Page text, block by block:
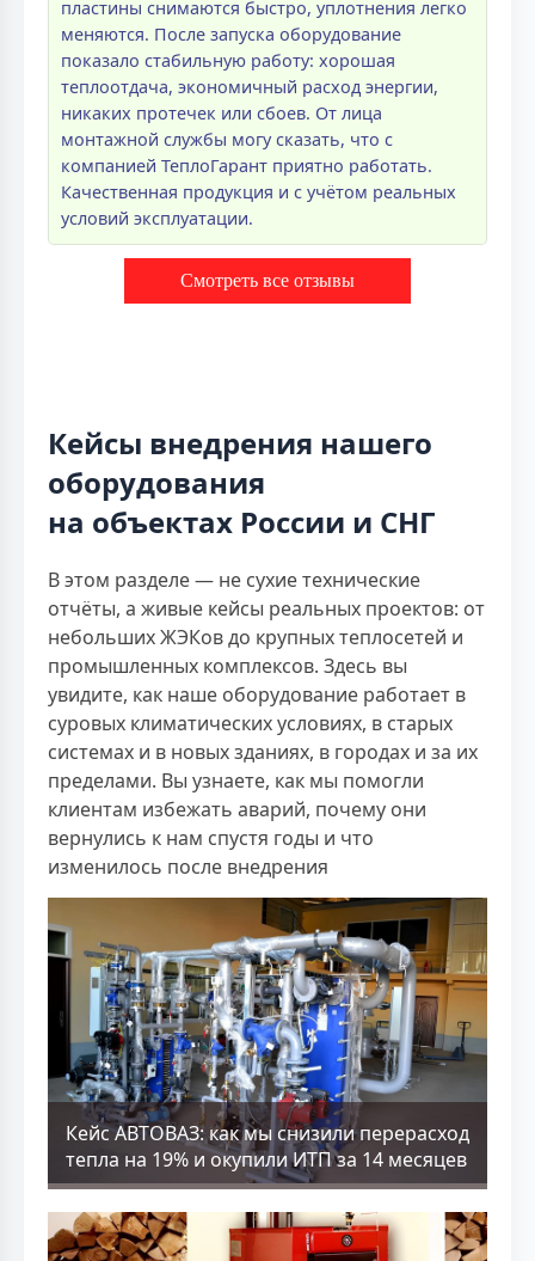
пластины снимаются быстро, уплотнения легко
меняются. После запуска оборудование
показало стабильную работу: хорошая
теплоотдача, экономичный расход энергии,
никаких протечек или сбоев. От лица
монтажной службы могу сказать, что с
компанией ТеплоГарант приятно работать.
Качественная продукция и с учётом реальных
условий эксплуатации.
Смотреть все отзывы
Кейсы внедрения нашего
оборудования
на объектах России и СНГ
В этом разделе — не сухие технические
отчёты, а живые кейсы реальных проектов: от
небольших ЖЭКов до крупных теплосетей и
промышленных комплексов. Здесь вы
увидите, как наше оборудование работает в
суровых климатических условиях, в старых
системах и в новых зданиях, в городах и за их
пределами. Вы узнаете, как мы помогли
клиентам избежать аварий, почему они
вернулись к нам спустя годы и что
изменилось после внедрения
Кейс АВТОВАЗ: как мы снизили перерасход
тепла на 19% и окупили ИТП за 14 месяцев